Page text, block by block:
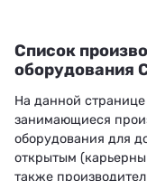
Список
оборудования
На данной
занимающиеся
оборудования для
открытым
также